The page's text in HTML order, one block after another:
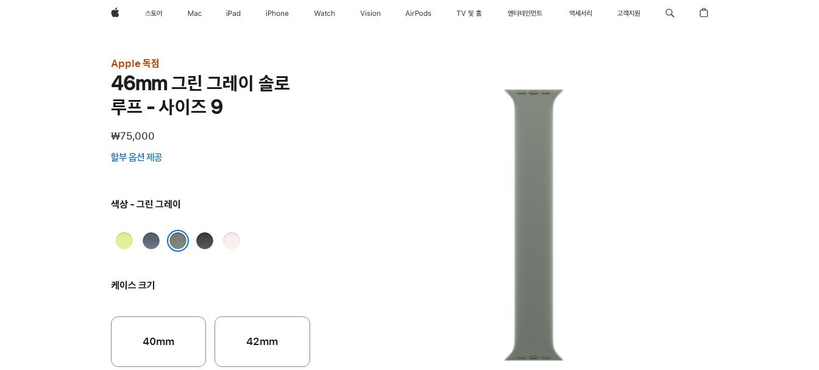
Apple스토어 Mac iPad iPhone Watch Vision AirPods TV 및 홈 엔터테인먼트 액세서리 고객지원
Apple 독점
46mm 그린 그레이 솔로
루프 - 사이즈 9
₩75,000
할부 옵션 제공
색상 - 그린 그레이
네온
앵커
블랙
라이트
케이스 크기
40mm 42mm